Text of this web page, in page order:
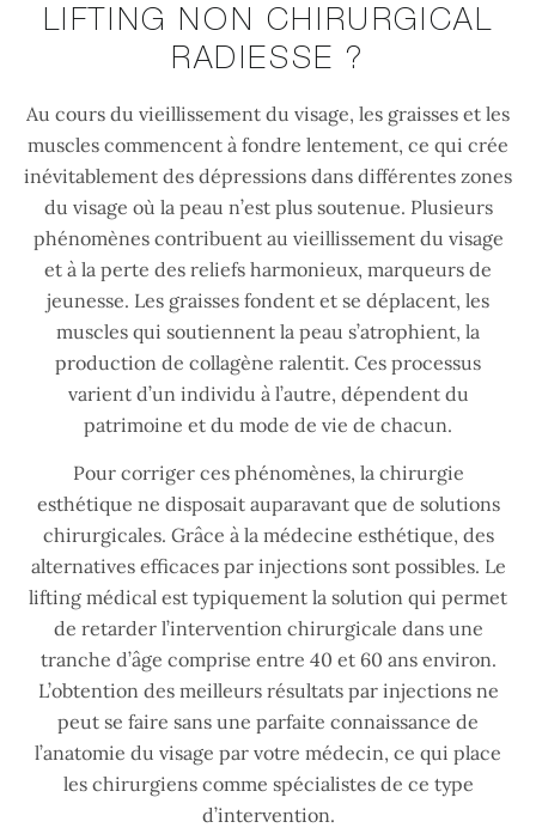
LIFTING NON CHIRURGICAL
RADIESSE ?
Au cours du vieillissement du visage, les graisses et les
muscles commencent à fondre lentement, ce qui crée
inévitablement des dépressions dans différentes zones
du visage où la peau n’est plus soutenue. Plusieurs
phénomènes contribuent au vieillissement du visage
et à la perte des reliefs harmonieux, marqueurs de
jeunesse. Les graisses fondent et se déplacent, les
muscles qui soutiennent la peau s’atrophient, la
production de collagène ralentit. Ces processus
varient d’un individu à l’autre, dépendent du
patrimoine et du mode de vie de chacun.
Pour corriger ces phénomènes, la chirurgie
esthétique ne disposait auparavant que de solutions
chirurgicales. Grâce à la médecine esthétique, des
alternatives efficaces par injections sont possibles. Le
lifting médical est typiquement la solution qui permet
de retarder l’intervention chirurgicale dans une
tranche d’âge comprise entre 40 et 60 ans environ.
L’obtention des meilleurs résultats par injections ne
peut se faire sans une parfaite connaissance de
l’anatomie du visage par votre médecin, ce qui place
les chirurgiens comme spécialistes de ce type
d’intervention.